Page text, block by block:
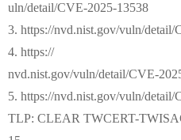
uln/detail/CVE-2025-13538
3. https://nvd.nist.gov/vuln/detail/
4. https://
nvd.nist.gov/vuln/detail/CVE-
5. https://nvd.nist.gov/vuln/detail/
TLP: CLEAR TWCERT-